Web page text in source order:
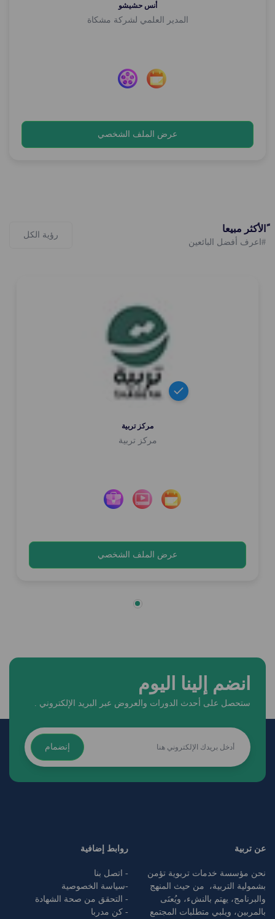
أنس حشيشو
المدير العلمي لشركة مشكاة
عرض الملف الشخصي
ًالأكثر مبيعا
#اعرف أفضل البائعين
رؤية الكل
مركز تربية
مركز تربية
عرض الملف الشخصي
انضم إلينا اليوم
ستحصل على أحدث الدورات والعروض عبر البريد الإلكتروني .
إنضمام
عن تربية
نحن مؤسسة خدمات تربوية تؤمن
بشمولية التربية، من حيث المنهج
والبرنامج، يهتم بالنشء، ويُعنَى
بالمربين، ويلبي متطلبات المجتمع
روابط إضافية
- اتصل بنا
-سياسة الخصوصية
- التحقق من صحة الشهادة
- كن مدربا